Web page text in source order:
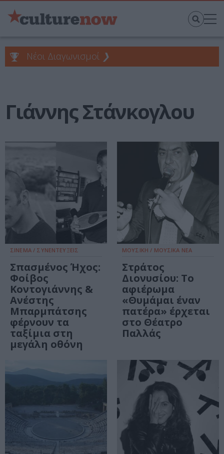
Νέοι Διαγωνισμοί ❯
Γιάννης Στάνκογλου
ΣΙΝΕΜΑ / ΣΥΝΕΝΤΕΥΞΕΙΣ
Σπασμένος Ήχος:
Φοίβος
Κοντογιάννης &
Ανέστης
Μπαρμπάτσης
φέρνουν τα
ταξίμια στη
μεγάλη οθόνη
ΜΟΥΣΙΚΗ / ΜΟΥΣΙΚΑ ΝΕΑ
Στράτος
Διονυσίου: Το
αφιέρωμα
«Θυμάμαι έναν
πατέρα» έρχεται
στο Θέατρο
Παλλάς